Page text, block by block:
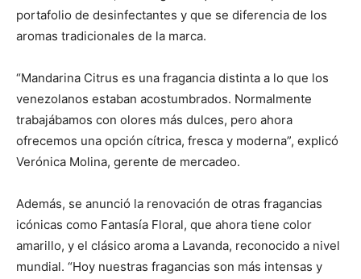
portafolio de desinfectantes y que se diferencia de los
aromas tradicionales de la marca.
“Mandarina Citrus es una fragancia distinta a lo que los
venezolanos estaban acostumbrados. Normalmente
trabajábamos con olores más dulces, pero ahora
ofrecemos una opción cítrica, fresca y moderna”, explicó
Verónica Molina, gerente de mercadeo.
Además, se anunció la renovación de otras fragancias
icónicas como Fantasía Floral, que ahora tiene color
amarillo, y el clásico aroma a Lavanda, reconocido a nivel
mundial. “Hoy nuestras fragancias son más intensas y